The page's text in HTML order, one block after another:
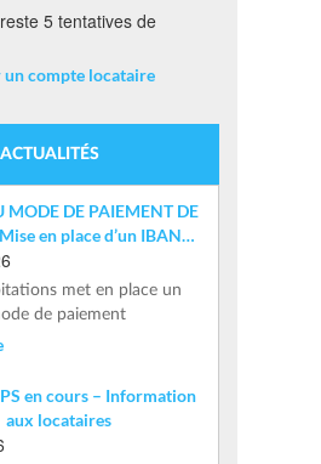
5 tentatives de
un compte locataire
ACTUALITÉS
MODE DE PAIEMENT DE
en place d’un IBAN
met en place un
de paiement
en cours – Information
aux locataires